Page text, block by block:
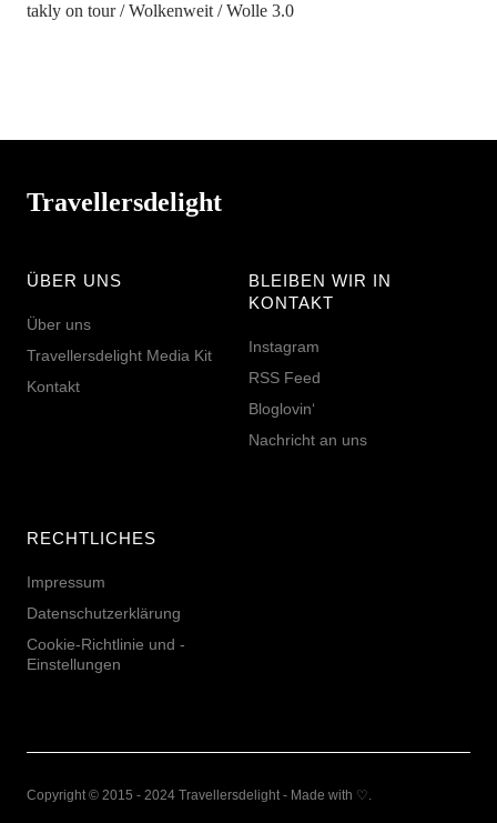
takly on tour
Wolkenweit Wolle 3.0
Travellersdelight
ÜBER UNS
Über uns
Travellersdelight Media Kit
Kontakt
BLEIBEN WIR IN
KONTAKT
Instagram
RSS Feed
Bloglovin‘
Nachricht an uns
RECHTLICHES
Impressum
Datenschutzerklärung
Cookie-Richtlinie und -
Einstellungen
Copyright © 2015 - 2024 Travellersdelight - Made with ♡